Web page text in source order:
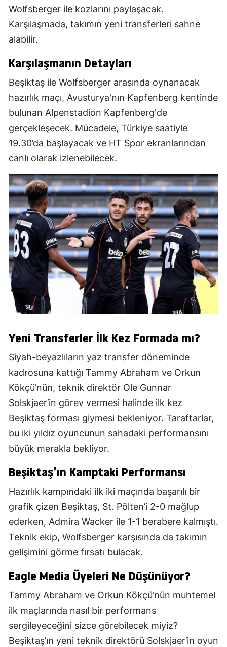
Wolfsberger ile kozlarını paylaşacak.
Karşılaşmada, takımın yeni transferleri sahne
alabilir.
Karşılaşmanın Detayları
Beşiktaş ile Wolfsberger arasında oynanacak
hazırlık maçı, Avusturya'nın Kapfenberg kentinde
bulunan Alpenstadion Kapfenberg'de
gerçekleşecek. Mücadele, Türkiye saatiyle
19.30’da başlayacak ve HT Spor ekranlarından
canlı olarak izlenebilecek.
Yeni Transferler İlk Kez Formada mı?
Siyah-beyazlıların yaz transfer döneminde
kadrosuna kattığı Tammy Abraham ve Orkun
Kökçü’nün, teknik direktör Ole Gunnar
Solskjaer’in görev vermesi halinde ilk kez
Beşiktaş forması giymesi bekleniyor. Taraftarlar,
bu iki yıldız oyuncunun sahadaki performansını
büyük merakla bekliyor.
Beşiktaş’ın Kamptaki Performansı
Hazırlık kampındaki ilk iki maçında başarılı bir
grafik çizen Beşiktaş, St. Pölten’i 2-0 mağlup
ederken, Admira Wacker ile 1-1 berabere kalmıştı.
Teknik ekip, Wolfsberger karşısında da takımın
gelişimini görme fırsatı bulacak.
Eagle Media Üyeleri Ne Düşünüyor?
Tammy Abraham ve Orkun Kökçü’nün muhtemel
ilk maçlarında nasıl bir performans
sergileyeceğini sizce görebilecek miyiz?
Beşiktaş’ın yeni teknik direktörü Solskjaer’in oyun